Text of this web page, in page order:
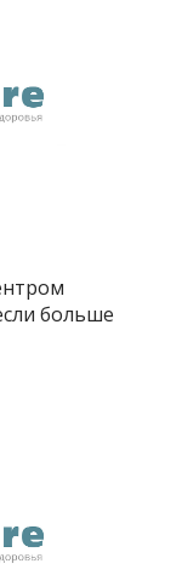
больше